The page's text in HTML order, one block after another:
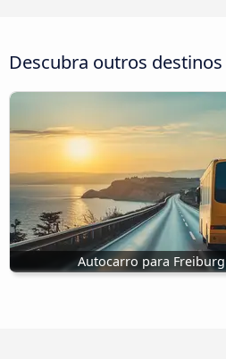
Descubra outros destinos
Autocarro para Freiburg